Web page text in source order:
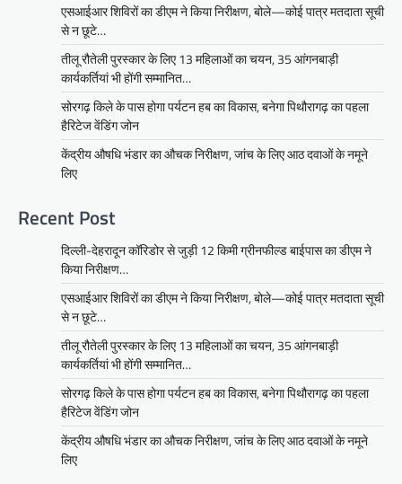
एसआईआर शिविरों का डीएम ने किया निरीक्षण, बोले—कोई पात्र मतदाता सूची
से न छूटे…
तीलू रौतेली पुरस्कार के लिए 13 महिलाओं का चयन, 35 आंगनबाड़ी
कार्यकर्तियां भी होंगी सम्मानित…
सोरगढ़ किले के पास होगा पर्यटन हब का विकास, बनेगा पिथौरागढ़ का पहला
हैरिटेज वेंडिंग जोन
केंद्रीय औषधि भंडार का औचक निरीक्षण, जांच के लिए आठ दवाओं के नमूने
लिए
Recent Post
दिल्ली-देहरादून कॉरिडोर से जुड़ी 12 किमी ग्रीनफील्ड बाईपास का डीएम ने
किया निरीक्षण…
एसआईआर शिविरों का डीएम ने किया निरीक्षण, बोले—कोई पात्र मतदाता सूची
से न छूटे…
तीलू रौतेली पुरस्कार के लिए 13 महिलाओं का चयन, 35 आंगनबाड़ी
कार्यकर्तियां भी होंगी सम्मानित…
सोरगढ़ किले के पास होगा पर्यटन हब का विकास, बनेगा पिथौरागढ़ का पहला
हैरिटेज वेंडिंग जोन
केंद्रीय औषधि भंडार का औचक निरीक्षण, जांच के लिए आठ दवाओं के नमूने
लिए